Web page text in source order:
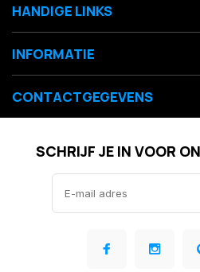
HANDIGE LINKS
INFORMATIE
CONTACTGEGEVENS
SCHRIJF JE IN VOOR